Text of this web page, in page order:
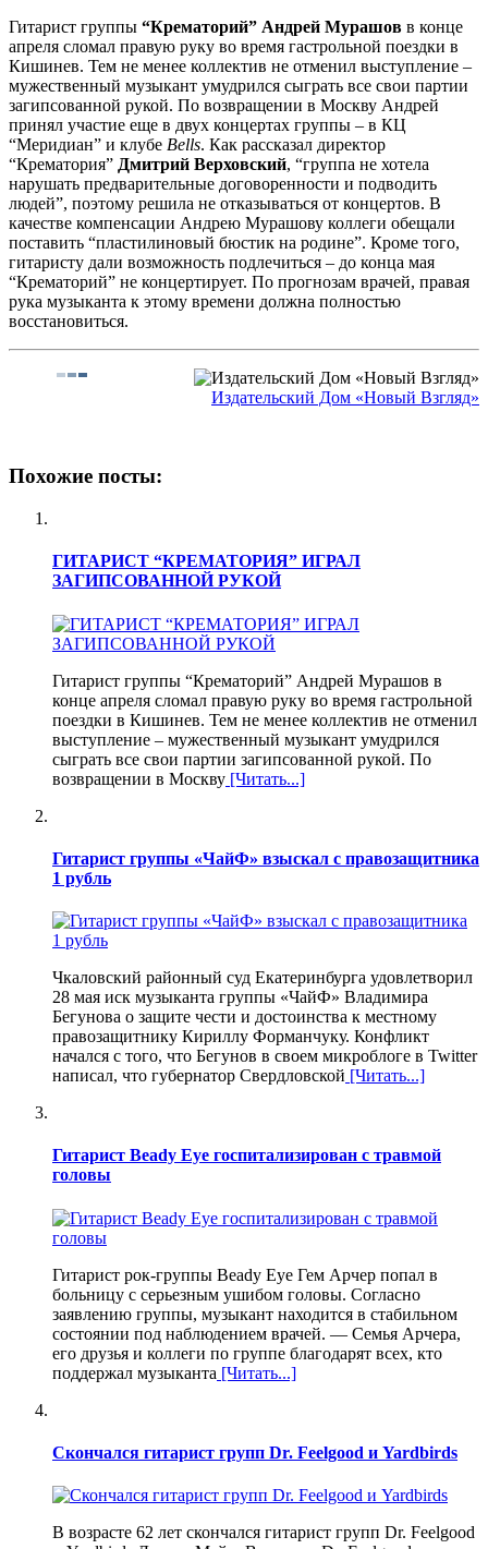
Гитарист группы “Крематорий” Андрей Мурашов в конце
апреля сломал правую руку во время гастрольной поездки в
Кишинев. Тем не менее коллектив не отменил выступление –
мужественный музыкант умудрился сыграть все свои партии
загипсованной рукой. По возвращении в Москву Андрей
принял участие еще в двух концертах группы – в КЦ
“Меридиан” и клубе Bells. Как рассказал директор
“Крематория” Дмитрий Верховский, “группа не хотела
нарушать предварительные договоренности и подводить
людей”, поэтому решила не отказываться от концертов. В
качестве компенсации Андрею Мурашову коллеги обещали
поставить “пластилиновый бюстик на родине”. Кроме того,
гитаристу дали возможность подлечиться – до конца мая
“Крематорий” не концертирует. По прогнозам врачей, правая
рука музыканта к этому времени должна полностью
восстановиться.
Издательский Дом «Новый Взгляд»
Похожие посты:
ГИТАРИСТ “КРЕМАТОРИЯ” ИГРАЛ
ЗАГИПСОВАННОЙ РУКОЙ
Гитарист группы “Крематорий” Андрей Мурашов в
конце апреля сломал правую руку во время гастрольной
поездки в Кишинев. Тем не менее коллектив не отменил
выступление – мужественный музыкант умудрился
сыграть все свои партии загипсованной рукой. По
возвращении в Москву [Читать...]
Гитарист группы «ЧайФ» взыскал с правозащитника
1 рубль
Чкаловский районный суд Екатеринбурга удовлетворил
28 мая иск музыканта группы «ЧайФ» Владимира
Бегунова о защите чести и достоинства к местному
правозащитнику Кириллу Форманчуку. Конфликт
начался с того, что Бегунов в своем микроблоге в Twitter
написал, что губернатор Свердловской [Читать...]
Гитарист Beady Eye госпитализирован с травмой
головы
Гитарист рок-группы Beady Eye Гем Арчер попал в
больницу с серьезным ушибом головы. Согласно
заявлению группы, музыкант находится в стабильном
состоянии под наблюдением врачей. — Семья Арчера,
его друзья и коллеги по группе благодарят всех, кто
поддержал музыканта [Читать...]
Скончался гитарист групп Dr. Feelgood и Yardbirds
В возрасте 62 лет скончался гитарист групп Dr. Feelgood